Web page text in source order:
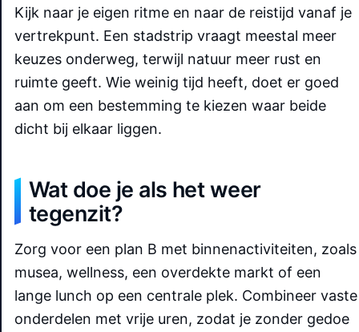
Kijk naar je eigen ritme en naar de reistijd vanaf je
vertrekpunt. Een stadstrip vraagt meestal meer
keuzes onderweg, terwijl natuur meer rust en
ruimte geeft. Wie weinig tijd heeft, doet er goed
aan om een bestemming te kiezen waar beide
dicht bij elkaar liggen.
Wat doe je als het weer
tegenzit?
Zorg voor een plan B met binnenactiviteiten, zoals
musea, wellness, een overdekte markt of een
lange lunch op een centrale plek. Combineer vaste
onderdelen met vrije uren, zodat je zonder gedoe